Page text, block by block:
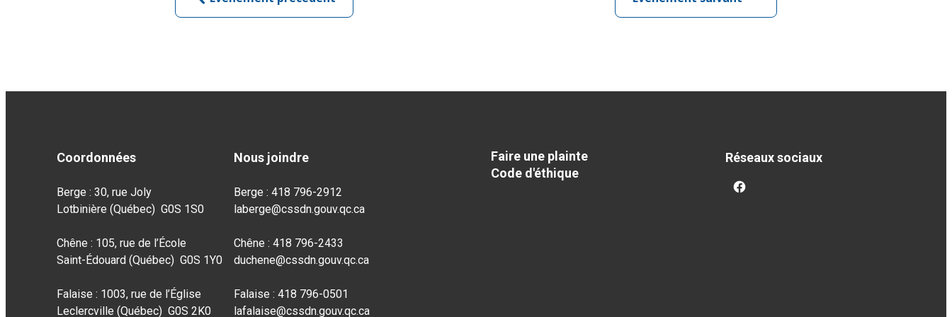
Coordonnées
Berge : 30, rue Joly
Lotbinière (Québec) G0S 1S0
Chêne : 105, rue de l’École
Saint-Édouard (Québec) G0S 1Y0
Falaise : 1003, rue de l’Église
Leclercville (Québec) G0S 2K0
Nous joindre
Berge : 418 796-2912
laberge@cssdn.gouv.qc.ca
Chêne : 418 796-2433
duchene@cssdn.gouv.qc.ca
Falaise : 418 796-0501
lafalaise@cssdn.gouv.qc.ca
Faire une plainte
Code d'éthique
Réseaux sociaux
facebook